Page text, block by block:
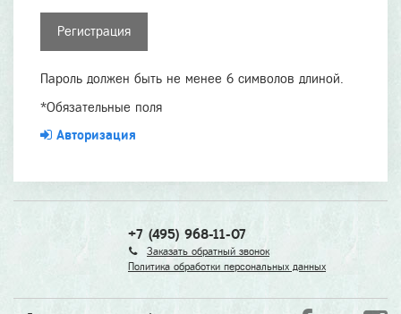
Пароль должен быть не менее 6 символов длиной.
*Обязательные поля
Авторизация
+7 (495) 968-11-07
Заказать обратный звонок
Политика обработки персональных данных